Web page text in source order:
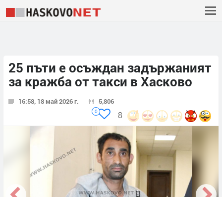
25 пъти е осъждан задържаният
за кражба от такси в Хасково
16:58, 18 май 2026 г. 5,806
8
0